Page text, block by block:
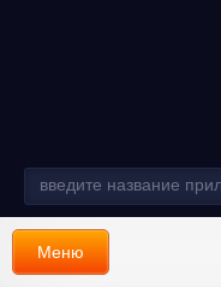
Меню